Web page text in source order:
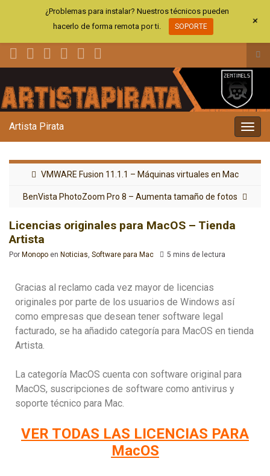
el
la
Artista Pirata
VMWARE Fusion 11.1.1 – Máquinas virtuales en Mac
BenVista PhotoZoom Pro 8 – Aumenta tamaño de fotos
Licencias originales para MacOS – Tienda
Artista
Por Monopo en Noticias, Software para Mac 5 mins de lectura
Gracias al reclamo cada vez mayor de licencias
originales por parte de los usuarios de Windows así
como empresas que desean tener software legal
facturado, se ha añadido categoría para MacOS en tienda
Artista.
La categoría MacOS cuenta con software original para
MacOS, suscripciones de software como antivirus y
soporte técnico para Mac.
VER TODAS LAS LICENCIAS PARA
MacOS
¿Problemas para instalar? Nuestros técnicos pueden
hacerlo de forma remota por ti.
SOPORTE +